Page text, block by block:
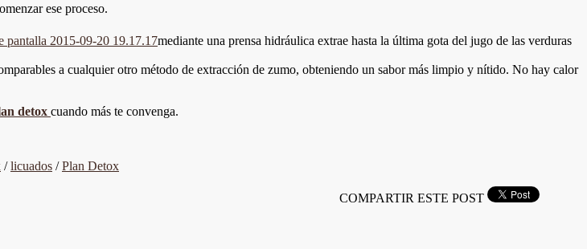
ese proceso.
mediante una prensa hidráulica extrae hasta la última gota del jugo de las verduras
a cualquier otro método de extracción de zumo, obteniendo un sabor más limpio y nítido. No hay calor
detox cuando más te convenga.
/licuados /Plan Detox
COMPARTIR ESTE POST